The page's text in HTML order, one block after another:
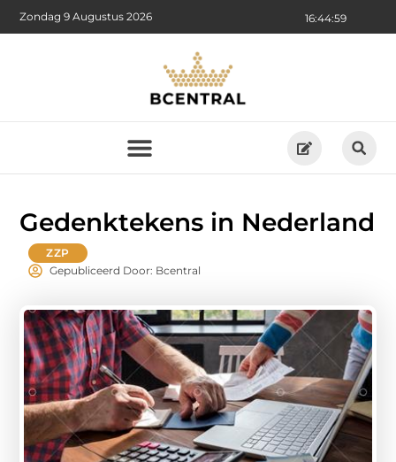
16:45:01
Zondag 9 Augustus 2026
Gedenktekens in Nederland
ZZP
Gepubliceerd Door: Bcentral